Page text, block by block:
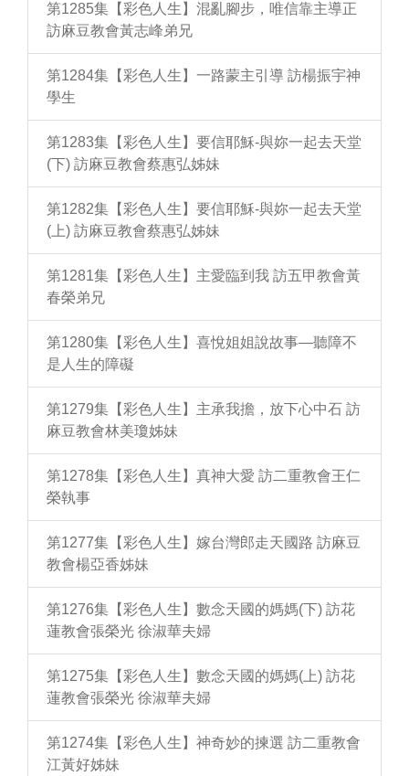
第1285集【彩色人生】混亂腳步，唯信靠主導正
訪麻豆教會黃志峰弟兄
第1284集【彩色人生】一路蒙主引導 訪楊振宇神
學生
第1283集【彩色人生】要信耶穌-與妳一起去天堂
(下) 訪麻豆教會蔡惠弘姊妹
第1282集【彩色人生】要信耶穌-與妳一起去天堂
(上) 訪麻豆教會蔡惠弘姊妹
第1281集【彩色人生】主愛臨到我 訪五甲教會黃
春榮弟兄
第1280集【彩色人生】喜悅姐姐說故事—聽障不
是人生的障礙
第1279集【彩色人生】主承我擔，放下心中石 訪
麻豆教會林美瓊姊妹
第1278集【彩色人生】真神大愛 訪二重教會王仁
榮執事
第1277集【彩色人生】嫁台灣郎走天國路 訪麻豆
教會楊亞香姊妹
第1276集【彩色人生】數念天國的媽媽(下) 訪花
蓮教會張榮光 徐淑華夫婦
第1275集【彩色人生】數念天國的媽媽(上) 訪花
蓮教會張榮光 徐淑華夫婦
第1274集【彩色人生】神奇妙的揀選 訪二重教會
江黃好姊妹